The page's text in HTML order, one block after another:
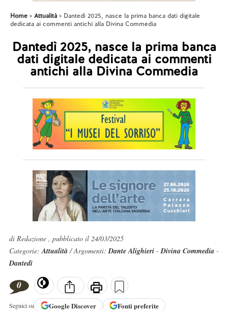
Home Attualità
Dantedì 2025, nasce la prima banca dati digitale
dedicata ai commenti antichi alla Divina Commedia
Dantedì 2025, nasce la prima banca
dati digitale dedicata ai commenti
antichi alla Divina Commedia
di Redazione , pubblicato il 24/03/2025
Categorie:Attualità/ Argomenti:Dante Alighieri-Divina Commedia-
Dantedì
0
Seguici su GoogleDiscover Fonti preferite